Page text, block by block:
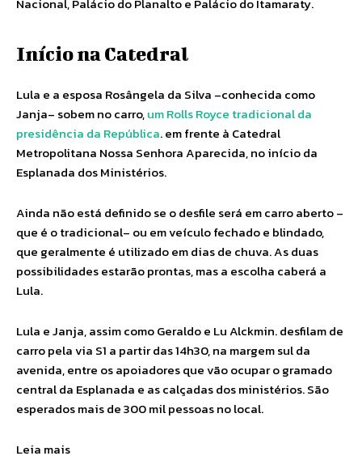
Início na Catedral
Lula e a esposa Rosângela da Silva –conhecida como
Janja– sobem no carro,um Rolls Royce tradicional da
presidência da República. em frente à Catedral
Metropolitana Nossa Senhora Aparecida, no início da
Esplanada dos Ministérios.
Ainda não está definido se o desfile será em carro aberto –
que é o tradicional– ou em veículo fechado e blindado,
que geralmente é utilizado em dias de chuva. As duas
possibilidades estarão prontas, mas a escolha caberá a
Lula.
Lula e Janja, assim como Geraldo e Lu Alckmin. desfilam de
carro pela via S1 a partir das 14h30, na margem sul da
avenida, entre os apoiadores que vão ocupar o gramado
central da Esplanada e as calçadas dos ministérios. São
esperados mais de 300 mil pessoas no local.
Leia mais